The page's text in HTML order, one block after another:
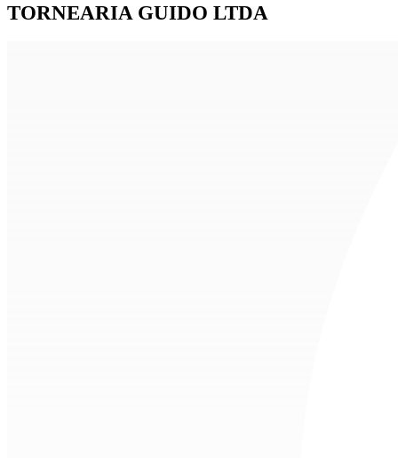
TORNEARIA GUIDO LTDA